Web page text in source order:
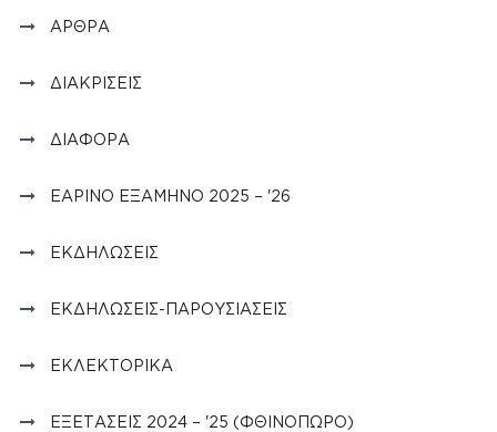
ΆΡΘΡΑ
ΔΙΑΚΡΊΣΕΙΣ
ΔΙΆΦΟΡΑ
ΕΑΡΙΝΌ ΕΞΆΜΗΝΟ 2025 – '26
ΕΚΔΗΛΏΣΕΙΣ
ΕΚΔΗΛΏΣΕΙΣ-ΠΑΡΟΥΣΙΆΣΕΙΣ
ΕΚΛΕΚΤΟΡΙΚΆ
ΕΞΕΤΆΣΕΙΣ 2024 – '25 (ΦΘΙΝΌΠΩΡΟ)